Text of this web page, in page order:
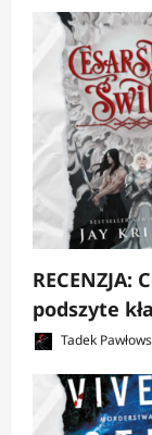
podszyte
Tadek